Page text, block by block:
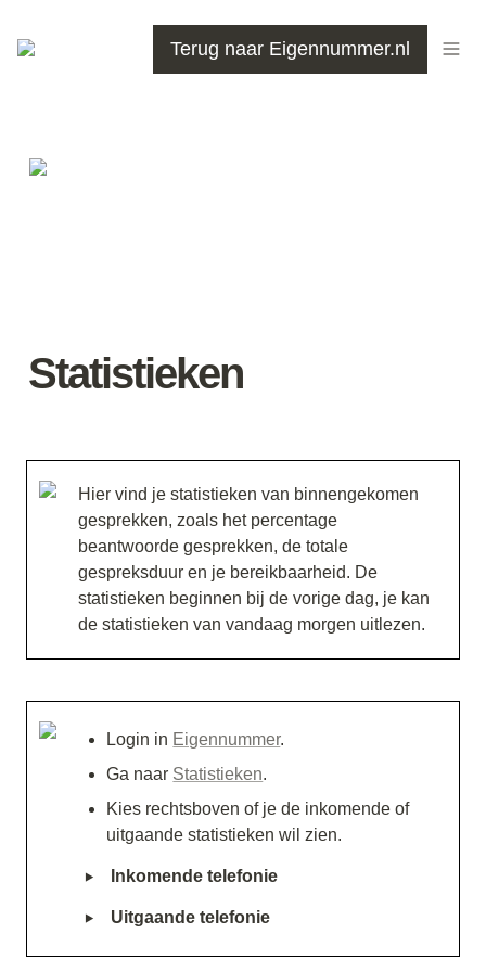
Terug naar Eigennummer.nl
Statistieken
Hier vind je statistieken van binnengekomen
gesprekken, zoals het percentage
beantwoorde gesprekken, de totale
statistieken beginnen bij de vorige dag, je kan
de statistieken van vandaag morgen uitlezen.
Login in Eigennummer.
Ga naar Statistieken.
Kies rechtsboven of je de inkomende of
uitgaande statistieken wil zien.
‣ Inkomende telefonie
‣ Uitgaande telefonie